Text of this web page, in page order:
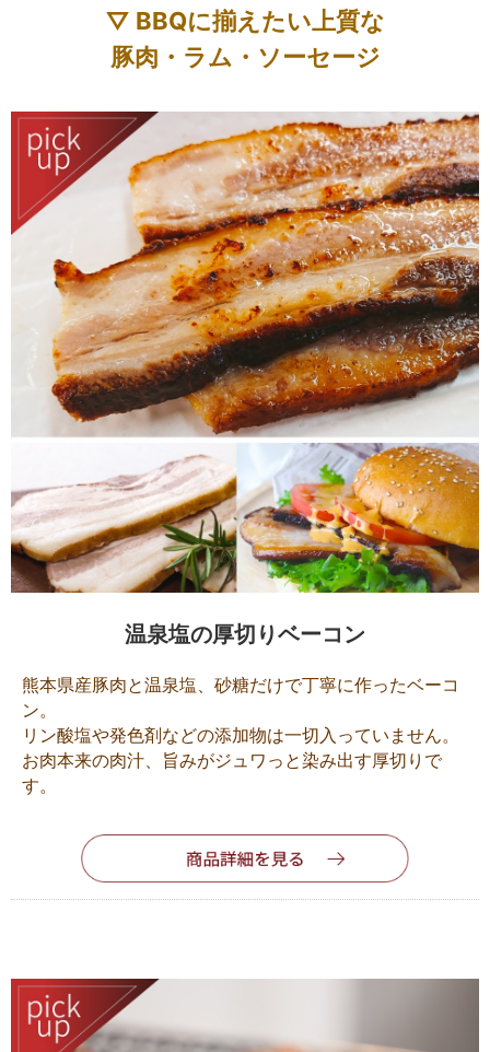
▽ BBQに揃えたい上質な
豚肉・ラム・ソーセージ
温泉塩の厚切りベーコン
熊本県産豚肉と温泉塩、砂糖だけで丁寧に作ったベーコ
ン。
リン酸塩や発色剤などの添加物は一切入っていません。
お肉本来の肉汁、旨みがジュワっと染み出す厚切りで
す。